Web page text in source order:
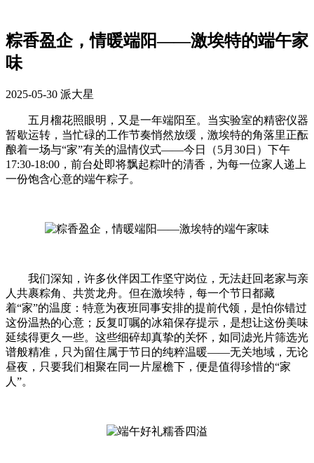
粽香盈企，情暖端阳——激埃特的端午家
味
2025-05-30 派大星
五月榴花照眼明，又是一年端阳至。当实验室的精密仪器
暂歇运转，当忙碌的工作节奏悄然放缓，激埃特的角落里正酝
酿着一场与“家”有关的温情仪式——今日（5月30日）下午
17:30-18:00，前台处即将飘起粽叶的清香，为每一位家人递上
一份饱含心意的端午粽子。
我们深知，许多伙伴因工作坚守岗位，无法赶回老家与亲
人共裹粽角、共赏龙舟。但在激埃特，每一个节日都藏
着“家”的温度：特意为夜班同事安排的提前代领，是怕你错过
这份温热的心意；反复叮嘱的冰箱保存提示，是想让这份美味
延续得更久一些。这些细碎却真挚的关怀，如同滤光片筛选光
谱般精准，只为留住属于节日的纯粹温暖——无关地域，无论
昼夜，只要我们相聚在同一片屋檐下，便是值得珍惜的“家
人”。